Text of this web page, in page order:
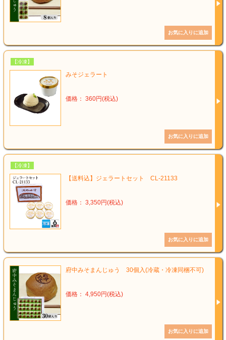
【冷凍】
みそジェラート
価格： 360円(税込)
【冷凍】
【送料込】ジェラートセット CL-21133
価格： 3,350円(税込)
府中みそまんじゅう 30個入(冷蔵・冷凍同梱不可)
価格： 4,950円(税込)